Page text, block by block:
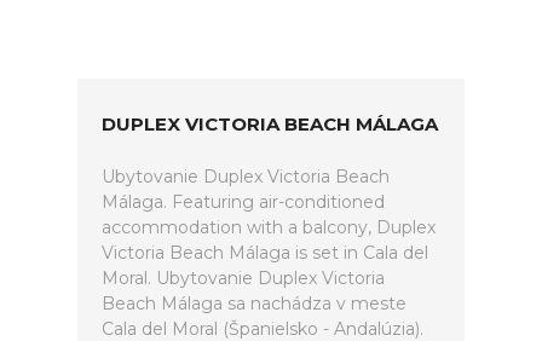
DUPLEX VICTORIA BEACH MÁLAGA
Ubytovanie Duplex Victoria Beach
Málaga. Featuring air-conditioned
accommodation with a balcony, Duplex
Victoria Beach Málaga is set in Cala del
Moral. Ubytovanie Duplex Victoria
Beach Málaga sa nachádza v meste
Cala del Moral (Španielsko - Andalúzia).